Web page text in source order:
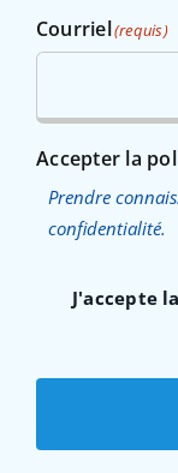
Courriel(requis)
Accepter la
Prendre
confidentialité.
J'accepte